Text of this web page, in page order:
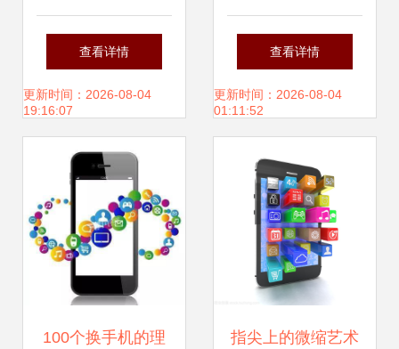
势突围 通信巨头转
舵，惊人布局浮出
水面
查看详情
更新时间：2026-08-04
19:16:07
件 让创意在指尖流
转
查看详情
更新时间：2026-08-04
01:11:52
100个换手机的理 指尖上的微缩艺术